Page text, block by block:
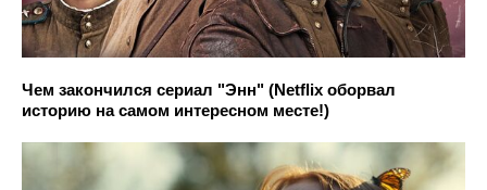
Чем закончился сериал "Энн" (Netflix оборвал
историю на самом интересном месте!)